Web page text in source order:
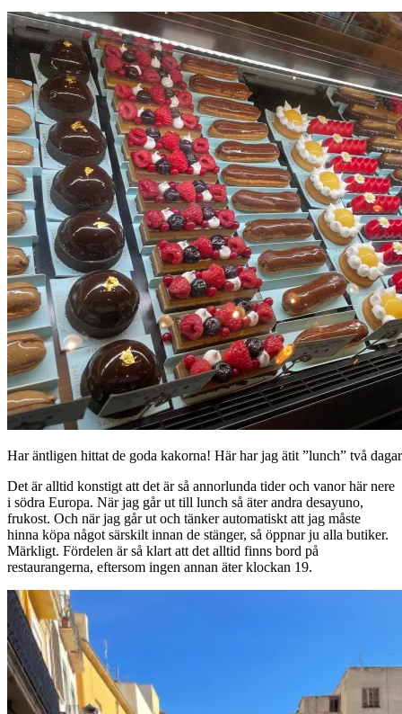
Har äntligen hittat de goda kakorna! Här har jag ätit ”lunch” två
Det är alltid konstigt att det är så annorlunda tider och vanor här nere
i södra Europa. När jag går ut till lunch så äter andra desayuno,
frukost. Och när jag går ut och tänker automatiskt att jag måste
hinna köpa något särskilt innan de stänger, så öppnar ju alla butiker.
Märkligt. Fördelen är så klart att det alltid finns bord på
restaurangerna, eftersom ingen annan äter klockan 19.